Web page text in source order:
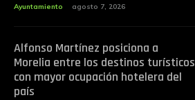
Ayuntamiento agosto 7, 2026
Alfonso Martínez posiciona a
Morelia entre los destinos turísticos
con mayor ocupación hotelera del
país